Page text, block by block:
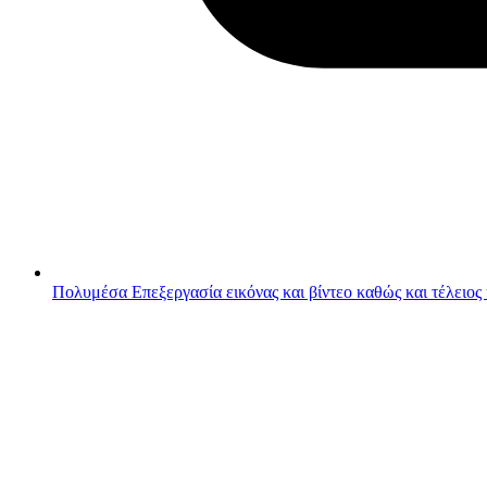
Πολυμέσα Επεξεργασία εικόνας και βίντεο καθώς και τέλειος